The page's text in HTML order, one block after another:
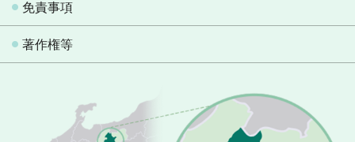
免責事項
著作権等